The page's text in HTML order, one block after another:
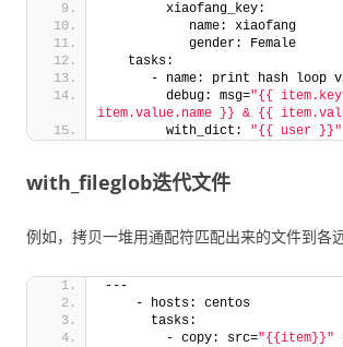
        xiaofang_key:
           name: xiaofang
           gender: Female
   tasks:
- name: print hash loop
        debug: msg=
"{{
item.value.name }} & {{
        with_dict:
"{{ user }}"
with_fileglob迭代文件
例如，拷贝一堆用通配符匹配出来的文件到各
---
    - hosts: centos
      tasks:
        - copy: src=
"{{item}}"